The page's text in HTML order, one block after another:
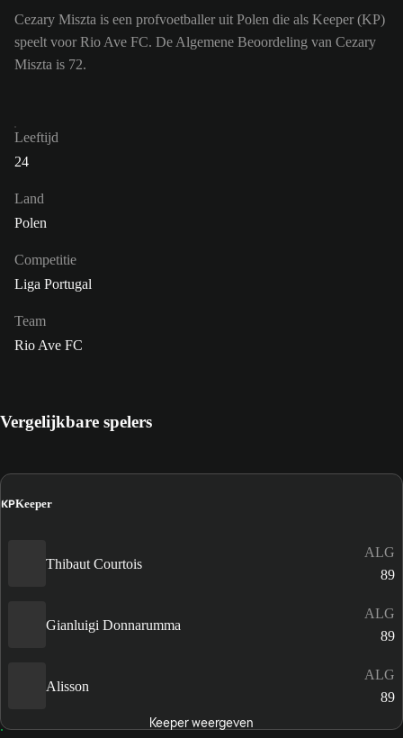
Cezary Miszta is een profvoetballer uit Polen die als Keeper (KP)
speelt voor Rio Ave FC. De Algemene Beoordeling van Cezary
Miszta is 72.
Leeftijd
24
Land
Polen
Competitie
Liga Portugal
Team
Rio Ave FC
Vergelijkbare spelers
KPKeeper
Thibaut Courtois
ALG
89
Gianluigi Donnarumma
ALG
89
Alisson
ALG
89
Keeper weergeven